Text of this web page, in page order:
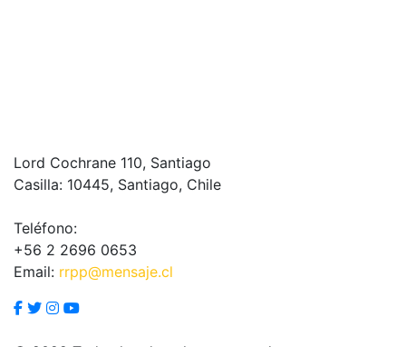
Lord Cochrane 110, Santiago
Casilla: 10445, Santiago, Chile
Teléfono:
+56 2 2696 0653
Email: rrpp@mensaje.cl